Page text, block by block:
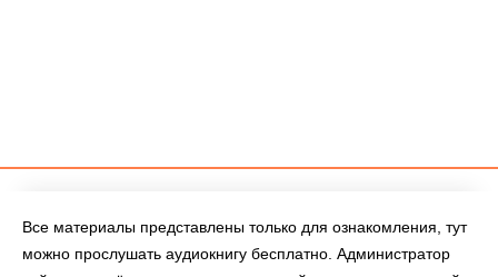
Все материалы представлены только для ознакомления, тут
можно прослушать аудиокнигу бесплатно. Администратор